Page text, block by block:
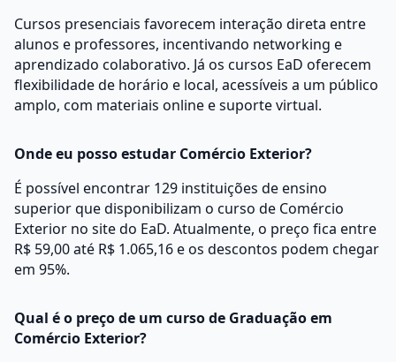
Cursos presenciais favorecem interação direta entre
alunos e professores, incentivando networking e
aprendizado colaborativo. Já os cursos EaD oferecem
flexibilidade de horário e local, acessíveis a um público
amplo, com materiais online e suporte virtual.
Onde eu posso estudar Comércio Exterior?
É possível encontrar 129 instituições de ensino
superior que disponibilizam o curso de Comércio
Exterior no site do EaD. Atualmente, o preço fica entre
R$ 59,00 até R$ 1.065,16 e os descontos podem chegar
em 95%.
Qual é o preço de um curso de Graduação em
Comércio Exterior?